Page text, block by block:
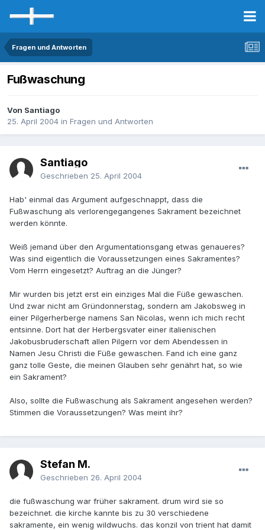
Fragen und Antworten
Fußwaschung
Von Santiago
25. April 2004 in Fragen und Antworten
Santiago
Geschrieben 25. April 2004
Hab' einmal das Argument aufgeschnappt, dass die
Fußwaschung als verlorengegangenes Sakrament bezeichnet
werden könnte.
Weiß jemand über den Argumentationsgang etwas genaueres?
Was sind eigentlich die Voraussetzungen eines Sakramentes?
Vom Herrn eingesetzt? Auftrag an die Jünger?
Mir wurden bis jetzt erst ein einziges Mal die Füße gewaschen.
Und zwar nicht am Gründonnerstag, sondern am Jakobsweg in
einer Pilgerherberge namens San Nicolas, wenn ich mich recht
entsinne. Dort hat der Herbergsvater einer italienischen
Jakobusbruderschaft allen Pilgern vor dem Abendessen in
Namen Jesu Christi die Füße gewaschen. Fand ich eine ganz
ganz tolle Geste, die meinen Glauben sehr genährt hat, so wie
ein Sakrament?
Also, sollte die Fußwaschung als Sakrament angesehen werden?
Stimmen die Voraussetzungen? Was meint ihr?
Stefan M.
Geschrieben 26. April 2004
die fußwaschung war früher sakrament. drum wird sie so
bezeichnet. die kirche kannte bis zu 30 verschiedene
sakramente, ein wenig wildwuchs. das konzil von trient hat damit